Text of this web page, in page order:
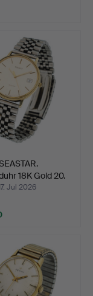
18K Gold 20.
Jul 2026